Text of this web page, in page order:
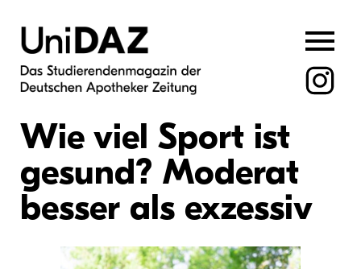
content
Wie viel Sport ist
gesund? Moderat
besser als exzessiv